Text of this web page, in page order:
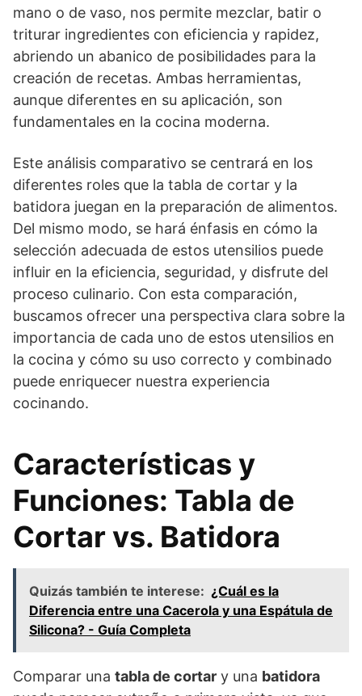
mano o de vaso, nos permite mezclar, batir o
triturar ingredientes con eficiencia y rapidez,
abriendo un abanico de posibilidades para la
creación de recetas. Ambas herramientas,
aunque diferentes en su aplicación, son
fundamentales en la cocina moderna.
Este análisis comparativo se centrará en los
diferentes roles que la tabla de cortar y la
batidora juegan en la preparación de alimentos.
Del mismo modo, se hará énfasis en cómo la
selección adecuada de estos utensilios puede
influir en la eficiencia, seguridad, y disfrute del
proceso culinario. Con esta comparación,
buscamos ofrecer una perspectiva clara sobre la
importancia de cada uno de estos utensilios en
la cocina y cómo su uso correcto y combinado
puede enriquecer nuestra experiencia
cocinando.
Características y
Funciones: Tabla de
Cortar vs. Batidora
Quizás también te interese: ¿Cuál es la
Diferencia entre una Cacerola y una Espátula de
Silicona? - Guía Completa
Comparar una tabla de cortar y una batidora